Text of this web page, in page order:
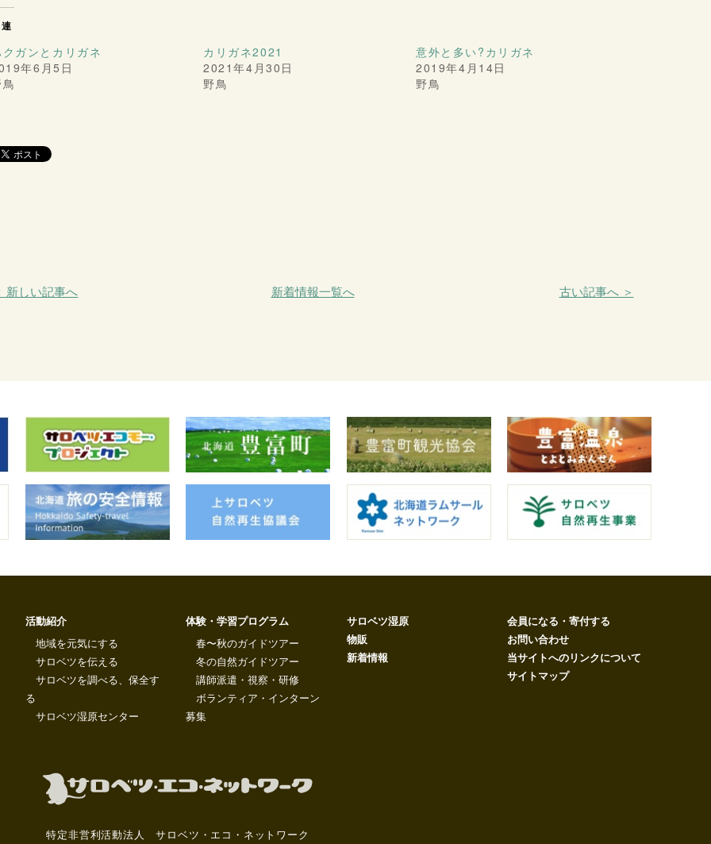
ガンとカリガネ
年6月5日
カリガネ2021
2021年4月30日
野鳥
意外と多い?カリガネ
2019年4月14日
野鳥
新しい記事へ 新着情報一覧へ 古い記事へ ＞
活動紹介
地域を元気にする
サロベツを伝える
サロベツを調べる、保全す
る
サロベツ湿原センター
体験・学習プログラム
春〜秋のガイドツアー
冬の自然ガイドツアー
講師派遣・視察・研修
ボランティア・インターン
募集
サロベツ湿原
物販
新着情報
会員になる・寄付する
お問い合わせ
当サイトへのリンクについて
サイトマップ
特定非営利活動法人 サロベツ・エコ・ネットワーク